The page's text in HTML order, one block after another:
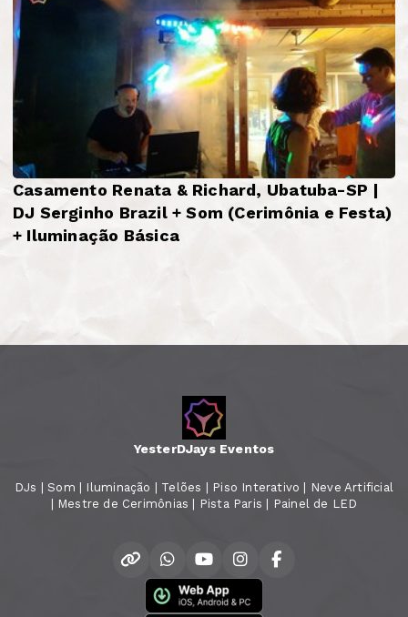
Casamento Renata & Richard, Ubatuba-SP |
DJ Serginho Brazil + Som (Cerimônia e Festa)
+ Iluminação Básica
YesterDJays Eventos
DJs | Som | Iluminação | Telões | Piso Interativo | Neve Artificial
| Mestre de Cerimônias | Pista Paris | Painel de LED